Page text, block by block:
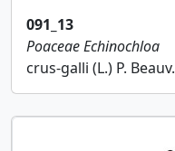
091_13
PoaceaeEchinochloa
crus-galli (L.) P. Beauv.